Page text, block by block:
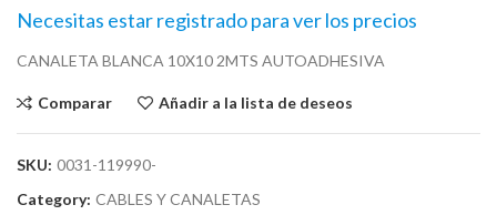
Necesitas estar registrado para ver los precios
CANALETA BLANCA 10X10 2MTS AUTOADHESIVA
Comparar Añadir a la lista de deseos
SKU: 0031-119990-
Category: CABLES Y CANALETAS